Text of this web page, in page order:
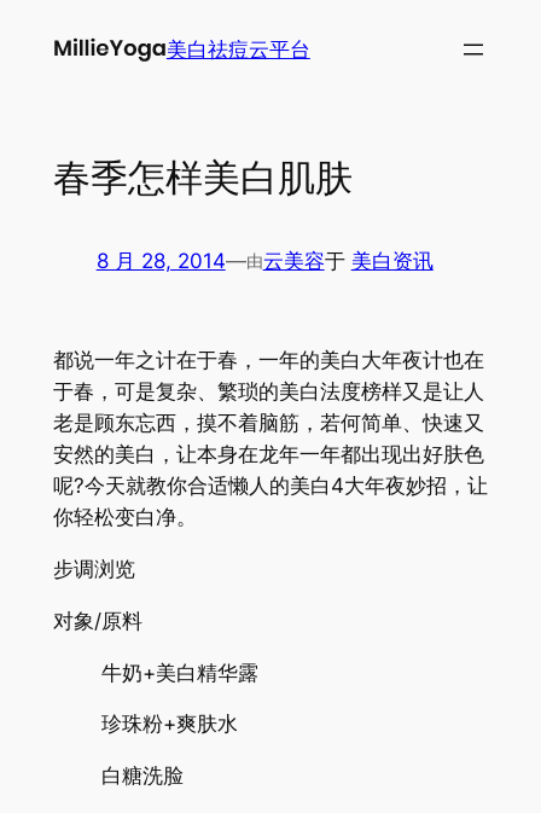
美白祛痘云平台
春季怎样美白肌肤
8 月 28, 2014—由云美容于 美白资讯
都说一年之计在于春，一年的美白大年夜计也在
于春，可是复杂、繁琐的美白法度榜样又是让人
老是顾东忘西，摸不着脑筋，若何简单、快速又
安然的美白，让本身在龙年一年都出现出好肤色
呢?今天就教你合适懒人的美白4大年夜妙招，让
你轻松变白净。
步调浏览
对象/原料
牛奶+美白精华露
珍珠粉+爽肤水
白糖洗脸